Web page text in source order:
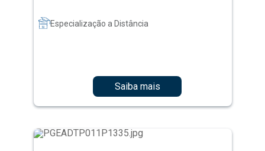
Especialização a Distância
Saiba mais